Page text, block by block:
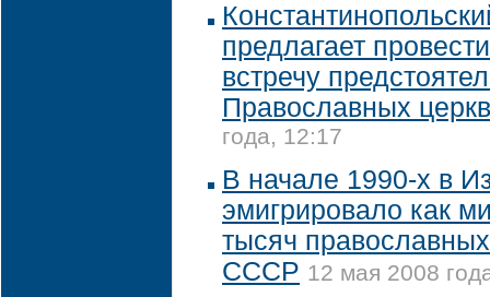
предлагает
встречу
Православных
года, 12:17
В начале 1990-х в
эмигрировало как
тысяч
СССР 12 мая 2008